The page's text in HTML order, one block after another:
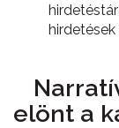
elönt a